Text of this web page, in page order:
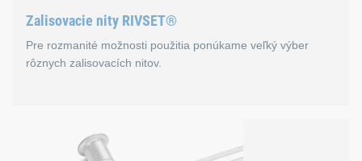
Zalisovacie nity RIVSET®
Pre rozmanité možnosti použitia ponúkame veľký výber
rôznych zalisovacích nitov.
Zalisovacie nity RIVSET®